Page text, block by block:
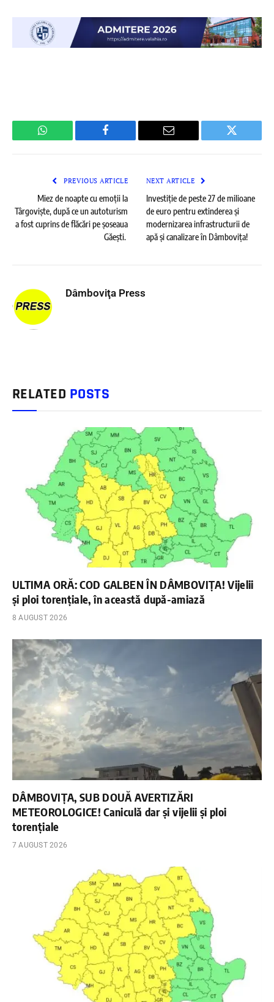
WhatsApp Facebook Email Twitter
PREVIOUS ARTICLE
Miez de noapte cu emoții la
Târgoviște, după ce un autoturism
a fost cuprins de flăcări pe șoseaua
Găești.
NEXT ARTICLE
Investiție de peste 27 de milioane
de euro pentru extinderea și
modernizarea infrastructurii de
apă și canalizare în Dâmbovița!
Dâmboviţa Press
RELATED POSTS
ULTIMA ORĂ: COD GALBEN ÎN DÂMBOVIȚA! Vijelii
și ploi torențiale, în această după-amiază
8 AUGUST 2026
DÂMBOVIȚA, SUB DOUĂ AVERTIZĂRI
METEOROLOGICE! Caniculă dar și vijelii și ploi
torențiale
7 AUGUST 2026